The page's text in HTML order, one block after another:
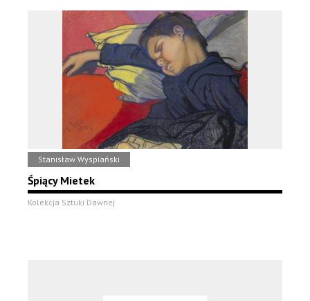
Stanisław Wyspiański
Śpiący Mietek
Kolekcja Sztuki Dawnej